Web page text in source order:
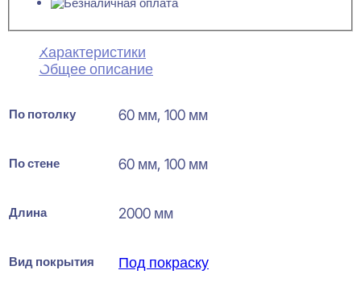
Характеристики
Общее описание
По потолку 60 мм, 100 мм
По стене 60 мм, 100 мм
Длина 2000 мм
Вид покрытия Под покраску